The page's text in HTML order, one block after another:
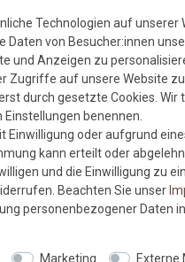
»
Technologien auf unserer
von Besucher:innen
und Anzeigen zu
Zugriffe auf unsere Website
durch gesetzte Cookies. Wir
benennen.
Einwilligung oder aufgrund
kann erteilt oder
und die Einwilligung zu
Beachten Sie unser
personenbezogener Daten
Marketing Externe